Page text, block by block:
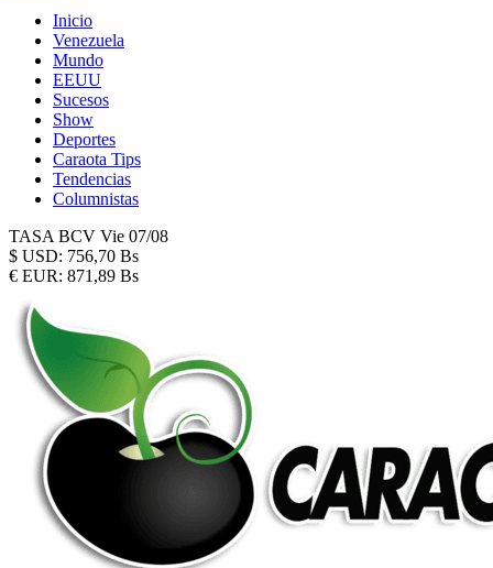
Inicio
Venezuela
Mundo
EEUU
Sucesos
Show
Deportes
Caraota Tips
Tendencias
Columnistas
TASA BCV Vie 07/08
$ USD: 756,70 Bs
€ EUR: 871,89 Bs